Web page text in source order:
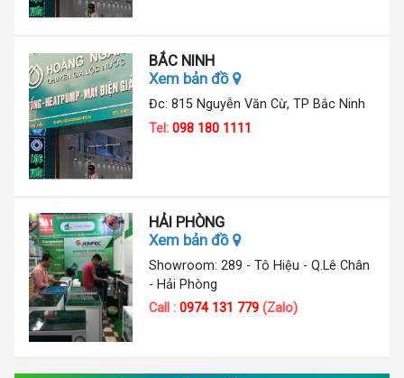
BẮC NINH
Xem bản đồ
Đc: 815 Nguyễn Văn Cừ, TP Bắc Ninh
Tel:098 180 1111
HẢI PHÒNG
Xem bản đồ
Showroom: 289 - Tô Hiệu - Q.Lê Chân
- Hải Phòng
Call :0974 131 779 (Zalo)